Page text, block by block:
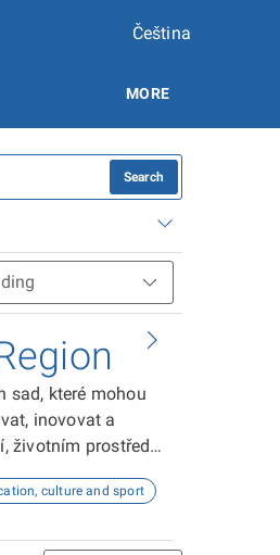
Čeština
MORE
Search
sad, které mohou
inovovat a
životním prostředí,
culture and sport